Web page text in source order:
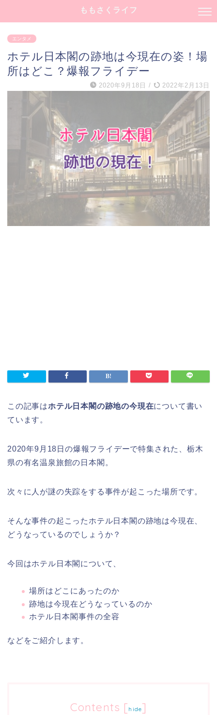
ももさくライフ
エンタメ
ホテル日本閣の跡地は今現在の姿！場
所はどこ？爆報フライデー
2020年9月18日 / 2022年2月13日
この記事はホテル日本閣の跡地の今現在について書い
ています。
2020年9月18日の爆報フライデーで特集された、栃木
県の有名温泉旅館の日本閣。
次々に人が謎の失踪をする事件が起こった場所です。
そんな事件の起こったホテル日本閣の跡地は今現在、
どうなっているのでしょうか？
今回はホテル日本閣について、
場所はどこにあったのか
跡地は今現在どうなっているのか
ホテル日本閣事件の全容
などをご紹介します。
Contents [ hide]